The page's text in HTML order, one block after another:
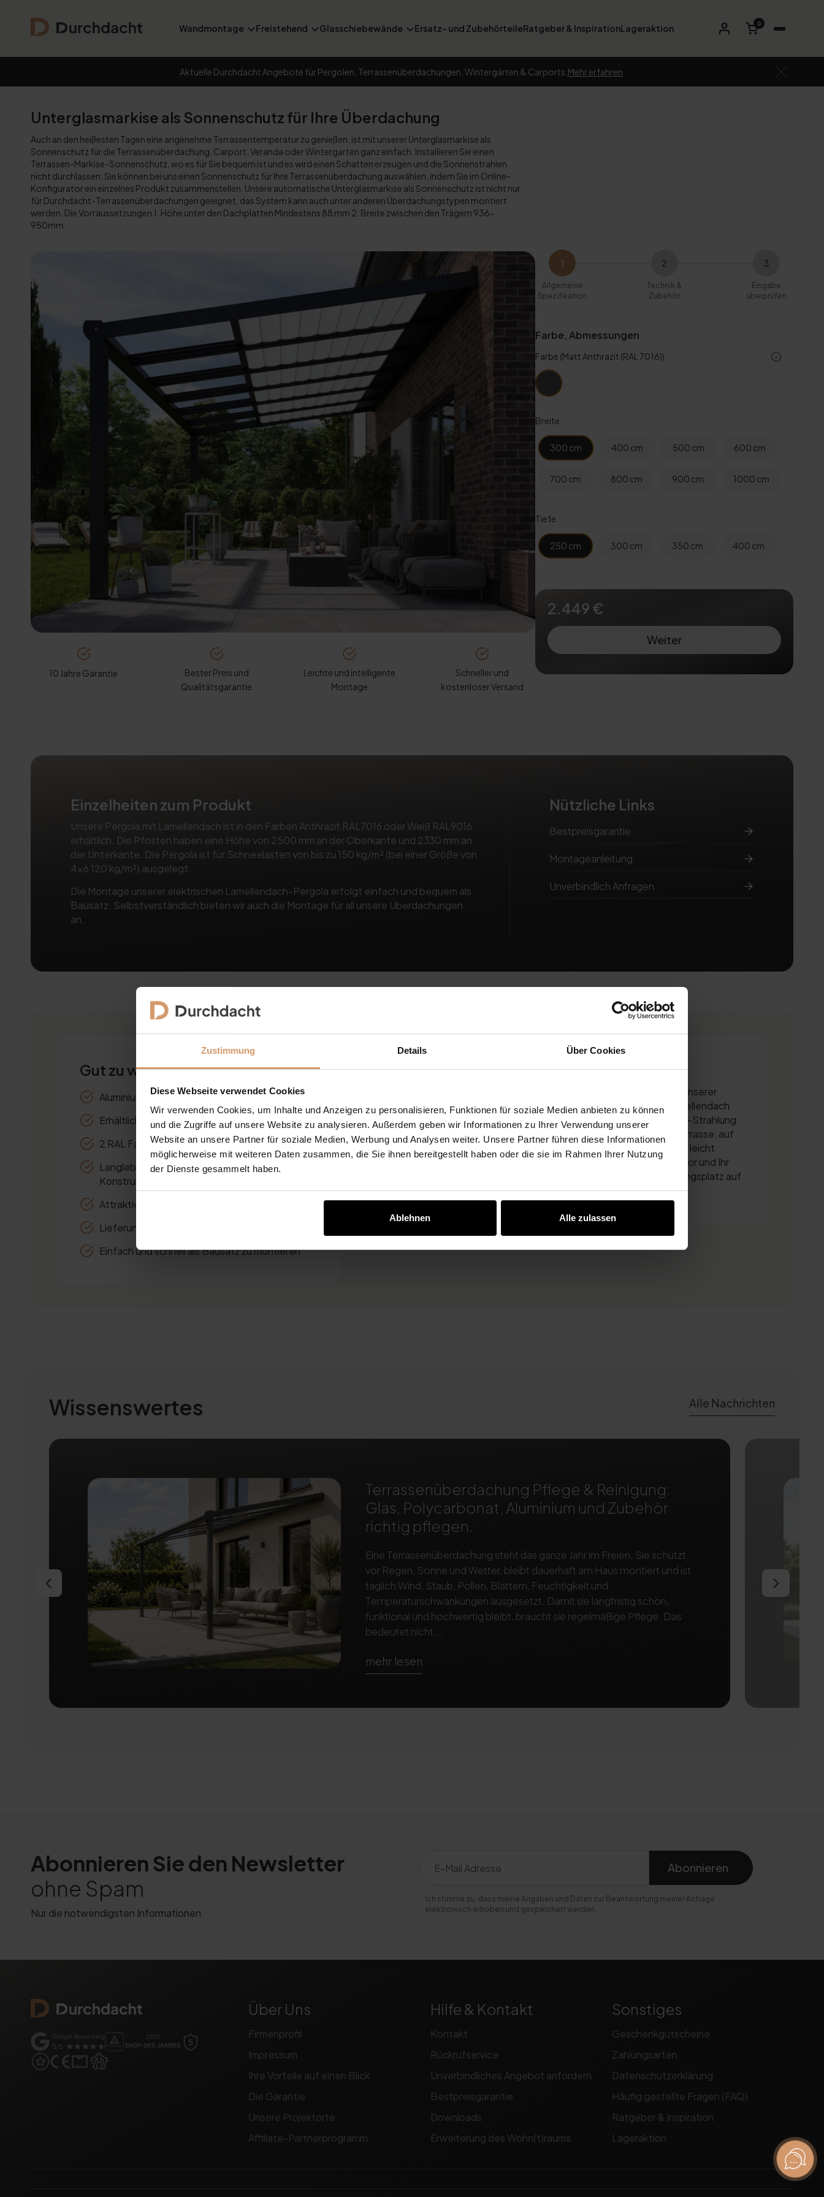
Zustimmung Details Über Cookies
Diese Webseite verwendet Cookies
Wir verwenden Cookies, um Inhalte und Anzeigen zu personalisieren, Funktionen für soziale Medien anbieten zu können
und die Zugriffe auf unsere Website zu analysieren. Außerdem geben wir Informationen zu Ihrer Verwendung unserer
Website an unsere Partner für soziale Medien, Werbung und Analysen weiter. Unsere Partner führen diese Informationen
möglicherweise mit weiteren Daten zusammen, die Sie ihnen bereitgestellt haben oder die sie im Rahmen Ihrer Nutzung
der Dienste gesammelt haben.
Ablehnen Alle zulassen
Wandmontage Freistehend Glasschiebewände Ersatz- und ZubehörteileRatgeber & InspirationLageraktion 0
Aktuelle Durchdacht Angebote für Pergolen, Terrassenüberdachungen, Wintergärten & Carports. Mehr erfahren
Unterglasmarkise als Sonnenschutz für Ihre Überdachung
Auch an den heißesten Tagen eine angenehme Terrassentemperatur zu genießen, ist mit unserer Unterglasmarkise als
Sonnenschutz für die Terrassenüberdachung, Carport, Veranda oder Wintergarten ganz einfach. Installieren Sie einen
Terrassen-Markise-Sonnenschutz, wo es für Sie bequem ist und es wird einen Schatten erzeugen und die Sonnenstrahlen
nicht durchlassen. Sie können bei uns einen Sonnenschutz für Ihre Terrassenüberdachung auswählen, indem Sie im Online-
Konfigurator ein einzelnes Produkt zusammenstellen. Unsere automatische Unterglasmarkise als Sonnenschutz ist nicht nur
für Durchdacht-Terrassenüberdachungen geeignet, das System kann auch unter anderen Überdachungstypen montiert
werden. Die Vorraussetzungen 1. Höhe unter den Dachplatten Mindestens 88 mm 2. Breite zwischen den Trägern 936-
950mm
10 Jahre Garantie
Bester Preis und
Qualitätsgarantie
Leichte und intelligente
Montage
Schneller und
kostenloser Versand
Allgemeine
Spezifikation
Technik &
Zubehör
Eingabe
überprüfen
Farbe, Abmessungen
Farbe (Matt Anthrazit (RAL 7016))
Breite
300 cm 400 cm 500 cm 600 cm
700 cm 800 cm 900 cm 1000 cm
Tiefe
250 cm 300 cm 350 cm 400 cm
2.449 €
Weiter
Einzelheiten zum Produkt
Unsere Pergola mit Lamellendach ist in den Farben Anthrazit RAL7016 oder Weiß RAL9016
erhältlich. Die Pfosten haben eine Höhe von 2500 mm an der Oberkante und 2330 mm an
der Unterkante. Die Pergola ist für Schneelasten von bis zu 150 kg/m² (bei einer Größe von
4×6 120 kg/m²) ausgelegt.
Die Montage unserer elektrischen Lamellendach-Pergola erfolgt einfach und bequem als
Bausatz. Selbstverständlich bieten wir auch die Montage für all unsere Überdachungen
an.
Nützliche Links
Bestpreisgarantie
Montageanleitung
Unverbindlich Anfragen
Gut zu wissen
Aluminium-Lamellendach Pergola
Erhältlich in 12 Standardgrößen
2 RAL Farben: anthrazit und weiß
Langlebige Materialien und robuste
Konstruktion
Attraktive Preisgestaltung
Lieferung innerhalb von 2 Wochen
Einfach und schnell als Bausatz zu montieren
Kurze Beschreibung
Auch an den heißesten Tagen eine angenehme zu genießen, ist mit unserer
manuell Bedienernbaren zips als Sonnenschutz für die AIRCube Lamellendach
Pergola ganz einfach. Die hochwertigen Materialien schützen vor UV-Strahlung
und sorgen für angenehme Temperaturen unter der überdachten Terrasse, auf
der Veranda oder im Wintergarten. Dank unserer professionellen und leicht
bedienbaren Zipsystemen bleibt die Sonne auf der Terrasse außen vor und Ihr
gläsernes Gartenzimmer kann auch in den Sommermonaten Ihr Lieblingsplatz auf
dem eigenen Grundstück sein.
Wissenswertes Alle Nachrichten
Terrassenüberdachung Pflege & Reinigung:
Glas, Polycarbonat, Aluminium und Zubehör
richtig pflegen.
Eine Terrassenüberdachung steht das ganze Jahr im Freien. Sie schützt
vor Regen, Sonne und Wetter, bleibt dauerhaft am Haus montiert und ist
täglich Wind, Staub, Pollen, Blättern, Feuchtigkeit und
Temperaturschwankungen ausgesetzt. Damit sie langfristig schön,
funktional und hochwertig bleibt, braucht sie regelmäßige Pflege. Das
bedeutet nicht...
mehr lesen
Abonnieren Sie den Newsletter
ohne Spam
Nur die notwendigsten Informationen
Abonnieren
Ich stimme zu, dass meine Angaben und Daten zur Beantwortung meiner Anfrage
elektronisch erhoben und gespeichert werden.
Über Uns
Firmenprofil
Impressum
Ihre Vorteile auf einen Blick
Die Garantie
Unsere Projektorte
Affiliate-Partnerprogramm
Hilfe & Kontakt
Kontakt
Rückrufservice
Unverbindliches Angebot anfordern
Bestpreisgarantie
Downloads
Erweiterung des Wohn(t)raums
Sonstiges
Geschenkgutscheine
Zahlungsarten
Datenschutzerklärung
Häufig gestellte Fragen (FAQ)
Ratgeber & Inspiration
Lageraktion